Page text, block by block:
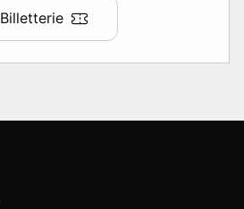
Billetterie